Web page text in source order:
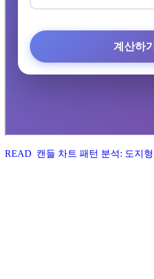
READ 캔들 차트 패턴 분석: 도지